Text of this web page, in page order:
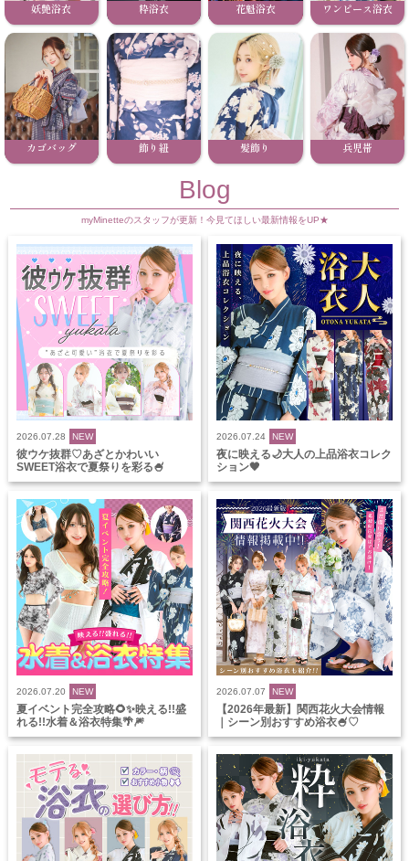
妖艶浴衣 粋浴衣 花魁浴衣 ワンピース浴衣
カゴバッグ 飾り紐 髪飾り 兵児帯
Blog
myMinetteのスタッフが更新！今見てほしい最新情報をUP★
2026.07.28 NEW
彼ウケ抜群♡あざとかわいい
SWEET浴衣で夏祭りを彩る🍧
2026.07.24 NEW
夜に映える🌙大人の上品浴衣コレク
ション🖤
2026.07.20 NEW
夏イベント完全攻略🌻✨映える!!盛
れる!!水着＆浴衣特集🌴🎆
2026.07.07 NEW
【2026年最新】関西花火大会情報
｜シーン別おすすめ浴衣🍧♡